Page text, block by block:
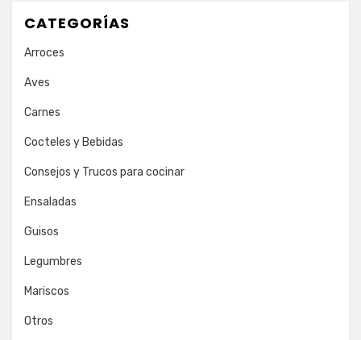
CATEGORÍAS
Arroces
Aves
Carnes
Cocteles y Bebidas
Consejos y Trucos para cocinar
Ensaladas
Guisos
Legumbres
Mariscos
Otros